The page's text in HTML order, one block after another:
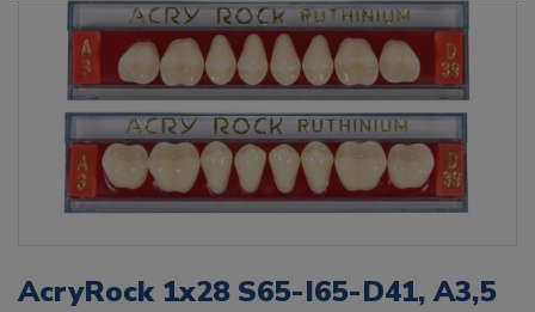
AcryRock 1x28 S65-I65-D41, A3,5